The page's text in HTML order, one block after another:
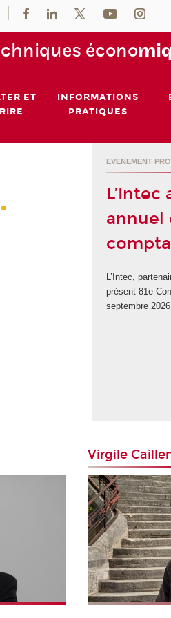
écono
ET
INFORMATIONS
PRATIQUES
EVENEMENT
annuel
L’Intec,
présent 81e
septembre 2026
Virgile